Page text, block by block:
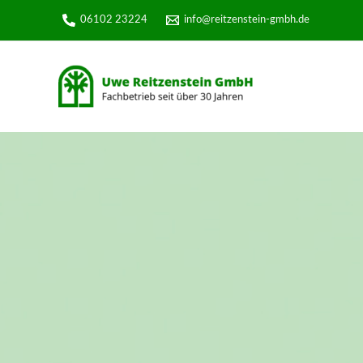
06102 23224 info@reitzenstein-gmbh.de